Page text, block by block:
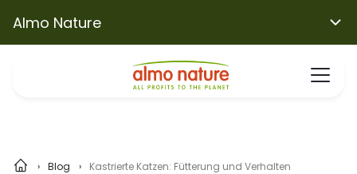
Almo Nature
Blog Kastrierte Katzen: Fütterung und Verhalten